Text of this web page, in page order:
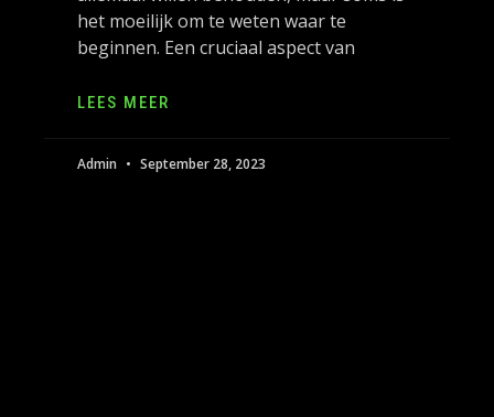
het moeilijk om te weten waar te
beginnen. Een cruciaal aspect van
LEES MEER
Admin September 28, 2023